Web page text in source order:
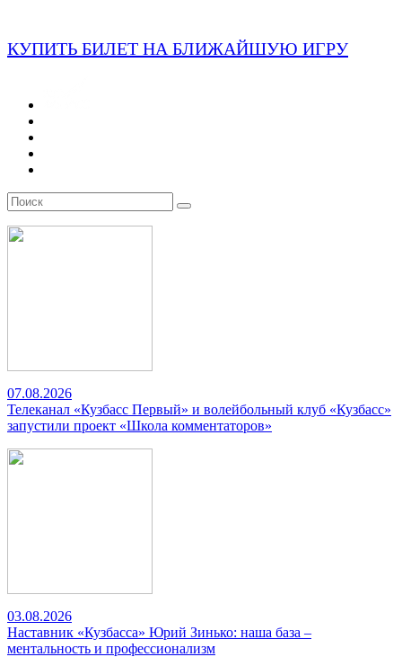
КУПИТЬ БИЛЕТ НА БЛИЖАЙШУЮ ИГРУ
07.08.2026
Телеканал «Кузбасс Первый» и волейбольный клуб «Кузбасс»
запустили проект «Школа комментаторов»
03.08.2026
Наставник «Кузбасса» Юрий Зинько: наша база –
ментальность и профессионализм